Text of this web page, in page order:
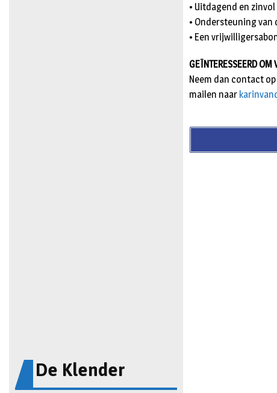
De Klender
• Uitdagend en
• Ondersteuning van
• Een
GEÏNTERESSEERD OM
Neem dan contact
mailen naar